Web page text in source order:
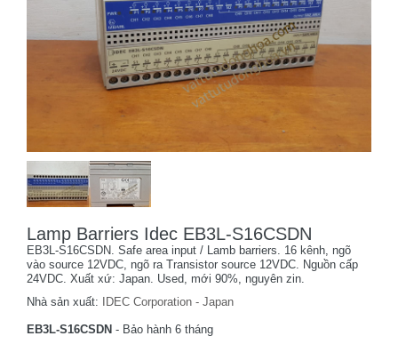
Lamp Barriers Idec EB3L-S16CSDN
EB3L-S16CSDN. Safe area input / Lamb barriers. 16 kênh, ngõ
vào source 12VDC, ngõ ra Transistor source 12VDC. Nguồn cấp
24VDC. Xuất xứ: Japan. Used, mới 90%, nguyên zin.
Nhà sản xuất:
IDEC Corporation - Japan
EB3L-S16CSDN - Bảo hành 6 tháng